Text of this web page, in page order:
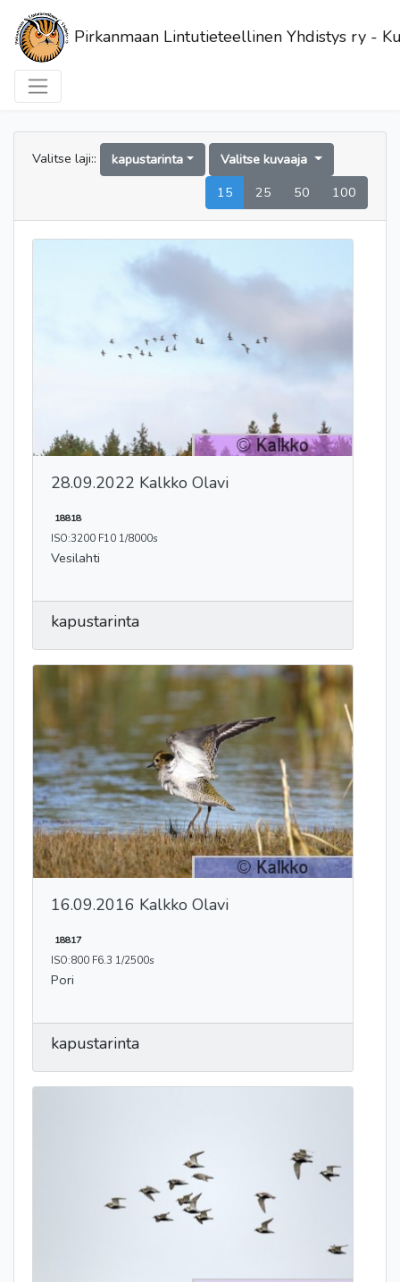
Pirkanmaan Lintutieteellinen Yhdistys ry -
Valitse laji:: kapustarinta
Valitse kuvaaja
15
25 50 100
28.09.2022 Kalkko Olavi
18818
ISO:3200 F10 1/8000s
Vesilahti
kapustarinta
16.09.2016 Kalkko Olavi
18817
ISO:800 F6.3 1/2500s
Pori
kapustarinta